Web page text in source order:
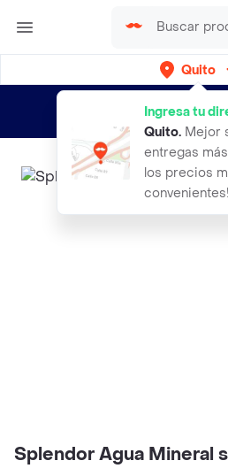
Quito
Ingresa tu
Quito. Mejor
entregas
los precios
convenientes!
envíos gratis por
Splendor Agua Mineral